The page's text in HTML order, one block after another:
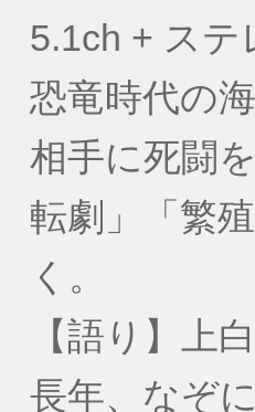
5.1ch + ステ
恐竜時代の
相手に死闘
転劇」「繁
く。
【語り】上
長年、なぞ